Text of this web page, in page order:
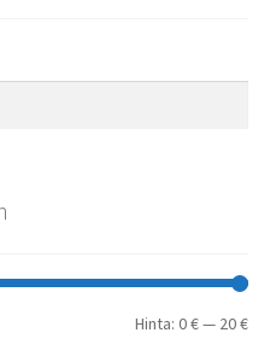
Hinta:0 €— 20 €